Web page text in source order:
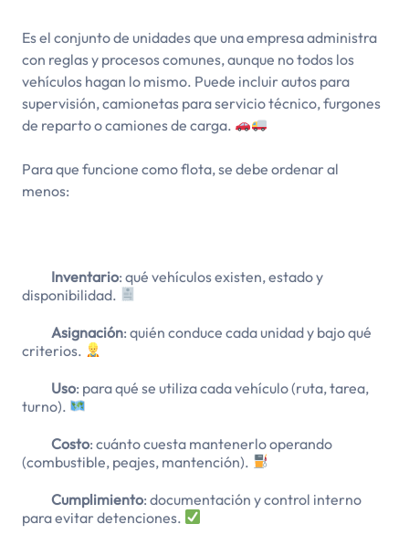
Es el conjunto de unidades que una empresa administra
con reglas y procesos comunes, aunque no todos los
vehículos hagan lo mismo. Puede incluir autos para
supervisión, camionetas para servicio técnico, furgones
de reparto o camiones de carga.
Para que funcione como flota, se debe ordenar al
menos:
Inventario: qué vehículos existen, estado y
disponibilidad.
Asignación: quién conduce cada unidad y bajo qué
criterios.
Uso: para qué se utiliza cada vehículo (ruta, tarea,
turno).
Costo: cuánto cuesta mantenerlo operando
(combustible, peajes, mantención).
Cumplimiento: documentación y control interno
para evitar detenciones.